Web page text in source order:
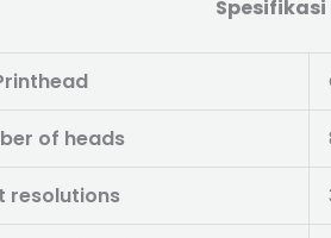
Spesifikasi
of heads
resolutions